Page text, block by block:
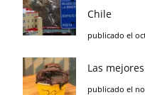
Chile
publicado el
Las
publicado el